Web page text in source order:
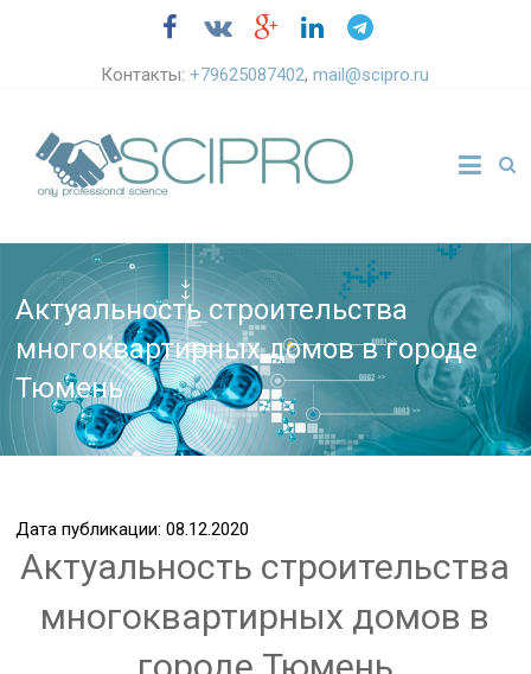
Контакты:+79625087402,mail@scipro.ru
Актуальность строительства
многоквартирных домов в городе
Тюмень
Дата публикации: 08.12.2020
Актуальность строительства
многоквартирных домов в